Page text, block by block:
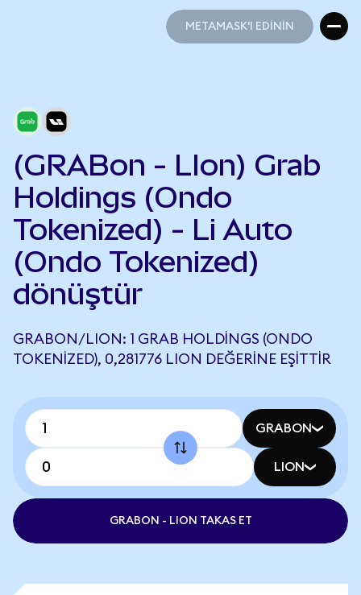
METAMASK'I EDİNİN
(GRABon - LIon) Grab
Holdings (Ondo
Tokenized) - Li Auto
(Ondo Tokenized)
dönüştür
GRABON/LION: 1 GRAB HOLDINGS (ONDO
TOKENIZED), 0,281776 LION DEĞERINE EŞITTIR
GRABON
LION
GRABON - LION TAKAS ET